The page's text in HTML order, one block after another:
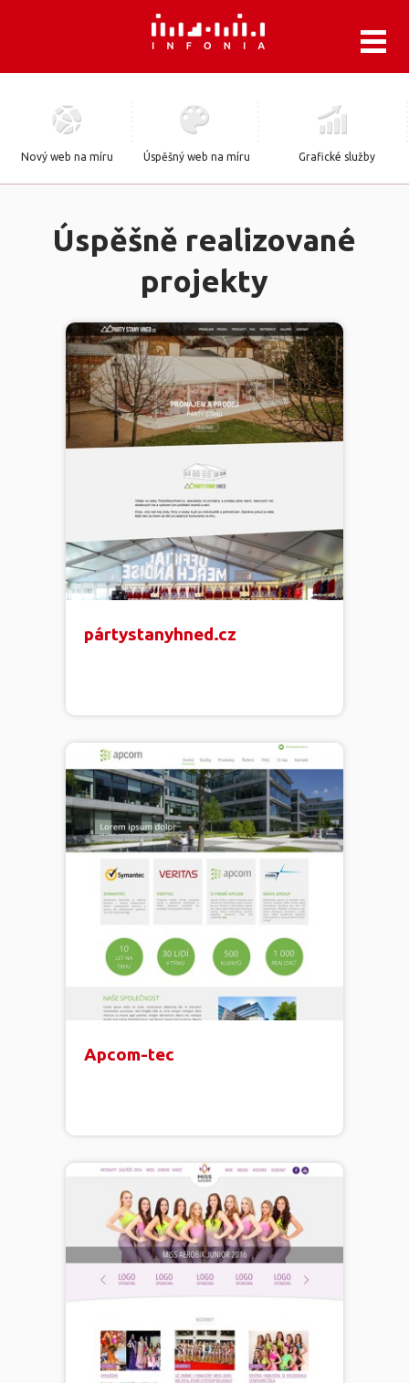
Úspěšně realizované
projekty
pártystanyhned.cz
Apcom-tec
Nový web na míru Úspěšný web na míru Grafické služby